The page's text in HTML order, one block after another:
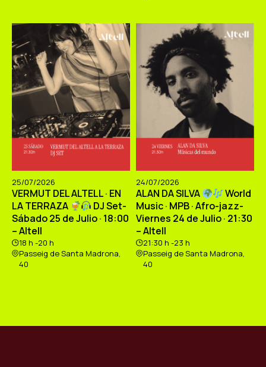
25/07/2026
VERMUT DEL ALTELL · EN
LA TERRAZA
DJ Set-
Sábado 25 de Julio · 18:00
– Altell
18 h -20 h
Passeig de Santa Madrona,
40
24/07/2026
ALAN DA SILVA
World
Music · MPB · Afro-jazz-
Viernes 24 de Julio · 21:30
– Altell
21:30 h -23 h
Passeig de Santa Madrona,
40